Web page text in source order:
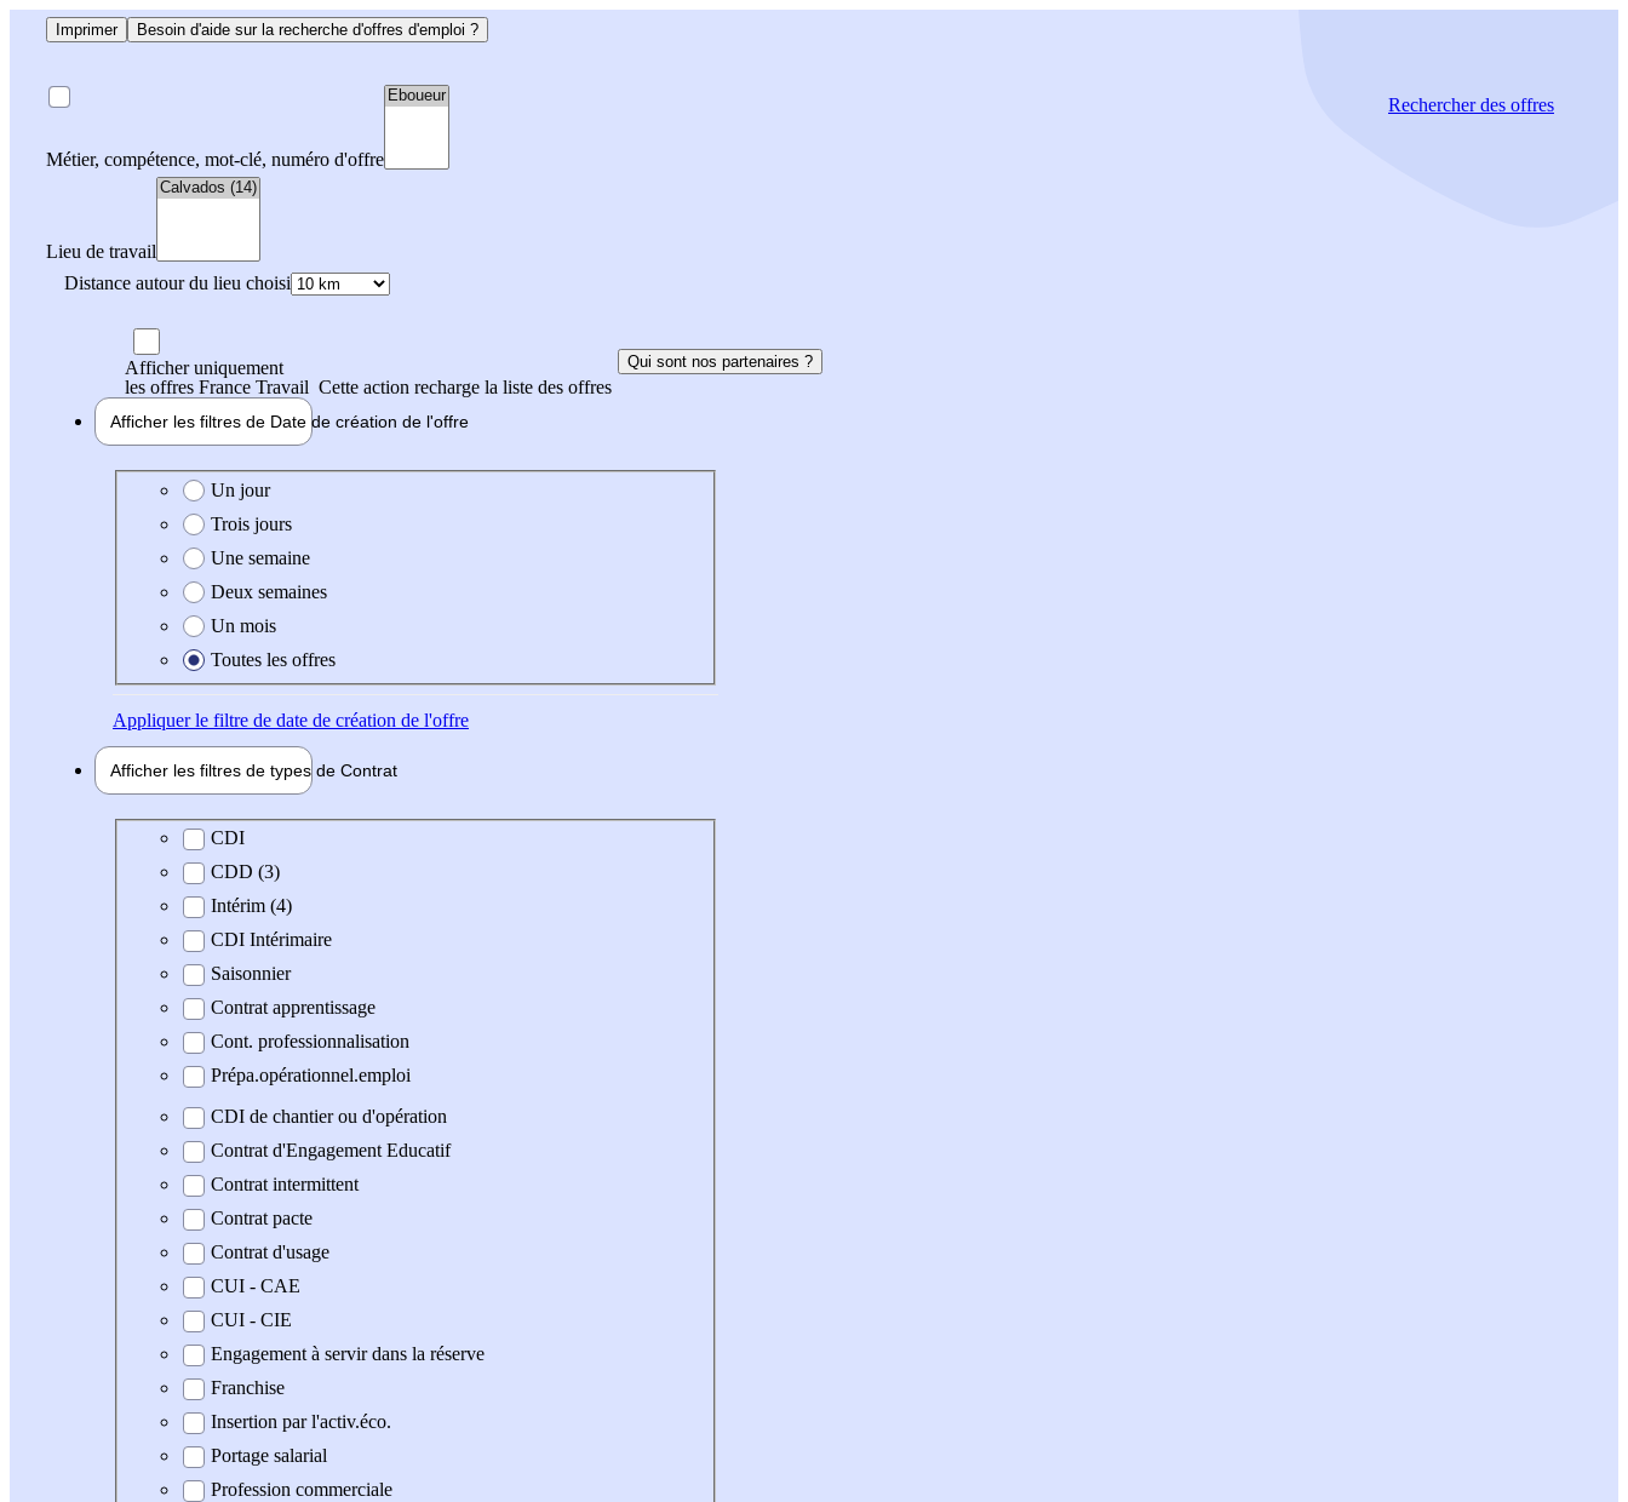
Imprimer Besoin d'aide sur la recherche d'offres d'emploi ?
Métier, compétence, mot-clé, numéro d'offre
Lieu de travail
Distance autour du lieu choisi
Rechercherdes offres
Afficher uniquement
les offres France Travail Cette action recharge la liste des offres
Qui sont nos partenaires ?
Afficher les filtres de Date de création de l'offre
Date de création de l'offre
Un jour
Trois jours
Une semaine
Deux semaines
Un mois
Toutes les offres
Appliquerle filtre de date de création de l'offre
Afficher les filtres de types de Contrat
Type de contrat
CDI
CDD (3)
Intérim (4)
CDI Intérimaire
Saisonnier
Contrat apprentissage
Cont. professionnalisation
Prépa.opérationnel.emploi
CDI de chantier ou d'opération
Contrat d'Engagement Educatif
Contrat intermittent
Contrat pacte
Contrat d'usage
CUI - CAE
CUI - CIE
Engagement à servir dans la réserve
Franchise
Insertion par l'activ.éco.
Portage salarial
Profession commerciale